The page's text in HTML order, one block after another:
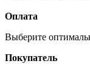
Оплата
Выберите
Покупатель